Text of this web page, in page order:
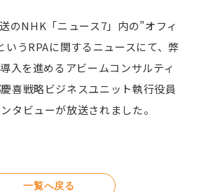
のNHK「ニュース7」内の”オフィ
いうRPAに関するニュースにて、弊
入を進めるアビームコンサルティ
喜戦略ビジネスユニット執行役員
タビューが放送されました。
一覧へ戻る